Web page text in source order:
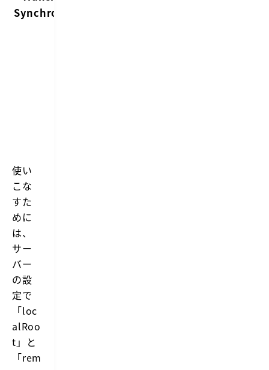
Synchronize
使い
こな
すた
めに
は、
サー
バー
の設
定で
「loc
alRoo
t」と
「rem